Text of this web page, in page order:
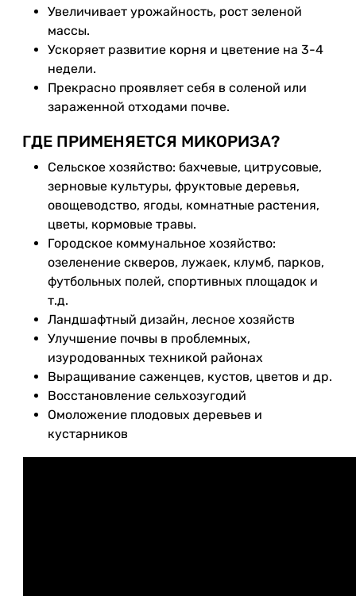
Увеличивает урожайность, рост зеленой
массы.
Ускоряет развитие корня и цветение на 3-4
недели.
Прекрасно проявляет себя в соленой или
зараженной отходами почве.
ГДЕ ПРИМЕНЯЕТСЯ МИКОРИЗА?
Сельское хозяйство: бахчевые, цитрусовые,
зерновые культуры, фруктовые деревья,
овощеводство, ягоды, комнатные растения,
цветы, кормовые травы.
Городское коммунальное хозяйство:
озеленение скверов, лужаек, клумб, парков,
футбольных полей, спортивных площадок и
т.д.
Ландшафтный дизайн, лесное хозяйств
Улучшение почвы в проблемных,
изуродованных техникой районах
Выращивание саженцев, кустов, цветов и др.
Восстановление сельхозугодий
Омоложение плодовых деревьев и
кустарников